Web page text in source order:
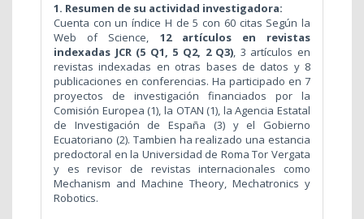
1. Resumen de su actividad investigadora:
Cuenta con un índice H de 5 con 60 citas Según la
Web of Science, 12 artículos en revistas
indexadas JCR (5 Q1, 5 Q2, 2 Q3), 3 artículos en
revistas indexadas en otras bases de datos y 8
publicaciones en conferencias. Ha participado en 7
proyectos de investigación financiados por la
Comisión Europea (1), la OTAN (1), la Agencia Estatal
de Investigación de España (3) y el Gobierno
Ecuatoriano (2). Tambien ha realizado una estancia
predoctoral en la Universidad de Roma Tor Vergata
y es revisor de revistas internacionales como
Mechanism and Machine Theory, Mechatronics y
Robotics.